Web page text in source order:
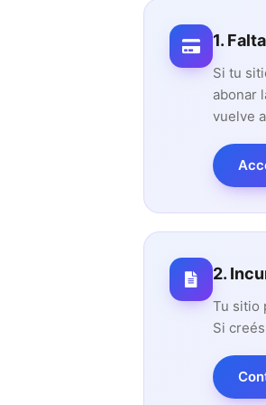
1.
Si tu
abonar
vuelve
2.
Tu sitio
Si